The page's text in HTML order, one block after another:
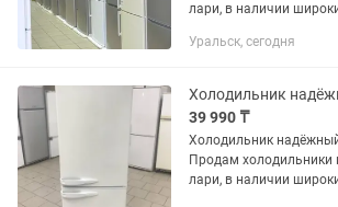
лари, в наличии
много других
самым...
Уральск, сегодня
39 990 ₸
Холодильник
Продам холодильники
лари, в наличии